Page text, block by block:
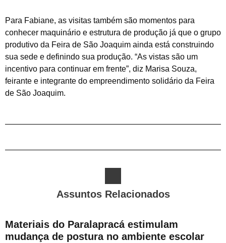
Para Fabiane, as visitas também são momentos para
conhecer maquinário e estrutura de produção já que o grupo
produtivo da Feira de São Joaquim ainda está construindo
sua sede e definindo sua produção. “As vistas são um
incentivo para continuar em frente”, diz Marisa Souza,
feirante e integrante do empreendimento solidário da Feira
de São Joaquim.
Assuntos Relacionados
Materiais do Paralapracá estimulam
mudança de postura no ambiente escolar